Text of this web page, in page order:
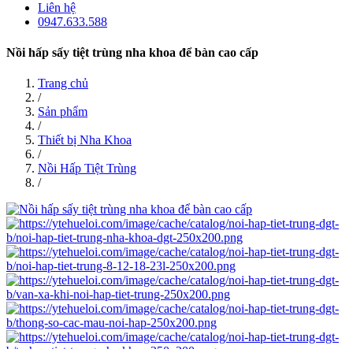
Liên hệ
0947.633.588
Nồi hấp sấy tiệt trùng nha khoa để bàn cao cấp
Trang chủ
/
Sản phẩm
/
Thiết bị Nha Khoa
/
Nồi Hấp Tiệt Trùng
/